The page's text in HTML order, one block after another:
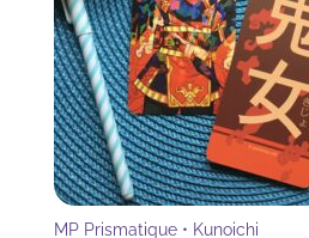
MP Prismatique • Kunoichi